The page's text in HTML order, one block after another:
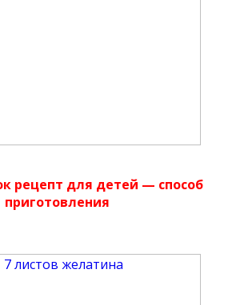
рецепт для детей — способ
приготовления